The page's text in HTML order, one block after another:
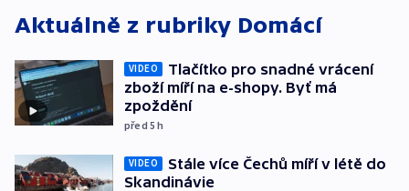
Aktuálně z rubriky Domácí
VIDEO
Tlačítko pro snadné vrácení
zboží míří na e-shopy. Byť má
zpoždění
před 5h
VIDEO
Stále více Čechů míří v létě do
Skandinávie